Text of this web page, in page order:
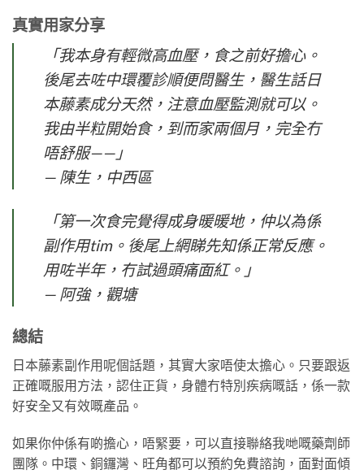
真實用家分享
「我本身有輕微高血壓，食之前好擔心。
後尾去咗中環覆診順便問醫生，醫生話日
本藤素成分天然，注意血壓監測就可以。
我由半粒開始食，到而家兩個月，完全冇
唔舒服——」
— 陳生，中西區
「第一次食完覺得成身暖暖地，仲以為係
副作用tim。後尾上網睇先知係正常反應。
用咗半年，冇試過頭痛面紅。」
— 阿強，觀塘
總結
日本藤素副作用呢個話題，其實大家唔使太擔心。只要跟返
正確嘅服用方法，認住正貨，身體冇特別疾病嘅話，係一款
好安全又有效嘅產品。
如果你仲係有啲擔心，唔緊要，可以直接聯絡我哋嘅藥劑師
團隊。中環、銅鑼灣、旺角都可以預約免費諮詢，面對面傾